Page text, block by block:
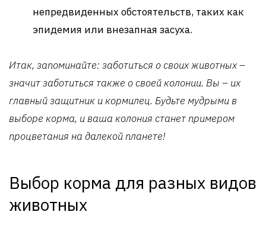
непредвиденных обстоятельств, таких как
эпидемия или внезапная засуха.
Итак, запоминайте: заботиться о своих животных –
значит заботиться также о своей колонии. Вы – их
главный защитник и кормилец. Будьте мудрыми в
выборе корма, и ваша колония станет примером
процветания на далекой планете!
Выбор корма для разных видов
животных